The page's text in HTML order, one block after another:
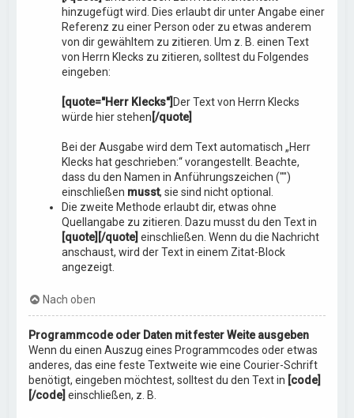
hinzugefügt wird. Dies erlaubt dir unter Angabe einer
Referenz zu einer Person oder zu etwas anderem
von dir gewähltem zu zitieren. Um z. B. einen Text
von Herrn Klecks zu zitieren, solltest du Folgendes
eingeben:
[quote="Herr Klecks"] Der Text von Herrn Klecks
würde hier stehen [/quote]
Bei der Ausgabe wird dem Text automatisch „Herr
Klecks hat geschrieben:“ vorangestellt. Beachte,
dass du den Namen in Anführungszeichen ("")
einschließen musst, sie sind nicht optional.
Die zweite Methode erlaubt dir, etwas ohne
Quellangabe zu zitieren. Dazu musst du den Text in
[quote][/quote] einschließen. Wenn du die Nachricht
anschaust, wird der Text in einem Zitat-Block
angezeigt.
Nach oben
Programmcode oder Daten mit fester Weite ausgeben
Wenn du einen Auszug eines Programmcodes oder etwas
anderes, das eine feste Textweite wie eine Courier-Schrift
benötigt, eingeben möchtest, solltest du den Text in [code]
[/code] einschließen, z. B.